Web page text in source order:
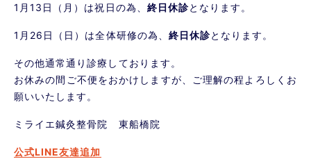
1月13日（月）は祝日の為、 終日休診となります。
1月26日（日）は全体研修の為、 終日休診となります。
その他通常通り診療しております。
お休みの間ご不便をおかけしますが、ご理解の程よろしくお
願いいたします。
ミライエ鍼灸整骨院 東船橋院
公式LINE友達追加